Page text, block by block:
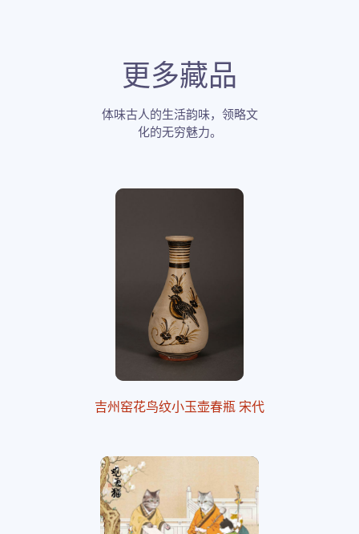
更多藏品
体味古人的生活韵味，领略文
化的无穷魅力。
吉州窑花鸟纹小玉壶春瓶 宋代